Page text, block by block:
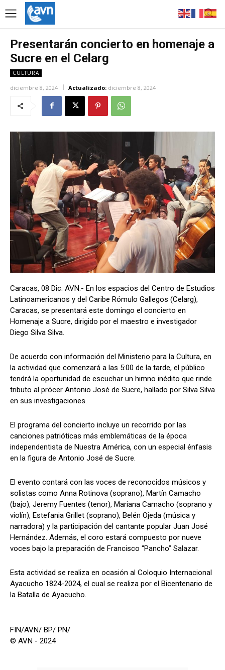
Presentarán concierto en homenaje a
Sucre en el Celarg
CULTURA
diciembre 8, 2024 Actualizado: diciembre 8, 2024
Caracas, 08 Dic. AVN.- En los espacios del Centro de Estudios
Latinoamericanos y del Caribe Rómulo Gallegos (Celarg),
Caracas, se presentará este domingo el concierto en
Homenaje a Sucre, dirigido por el maestro e investigador
Diego Silva Silva.
De acuerdo con información del Ministerio para la Cultura, en
la actividad que comenzará a las 5:00 de la tarde, el público
tendrá la oportunidad de escuchar un himno inédito que rinde
tributo al prócer Antonio José de Sucre, hallado por Silva Silva
en sus investigaciones.
El programa del concierto incluye un recorrido por las
canciones patrióticas más emblemáticas de la época
independentista de Nuestra América, con un especial énfasis
en la figura de Antonio José de Sucre.
El evento contará con las voces de reconocidos músicos y
solistas como Anna Rotinova (soprano), Martín Camacho
(bajo), Jeremy Fuentes (tenor), Mariana Camacho (soprano y
violín), Estefania Grillet (soprano), Belén Ojeda (música y
narradora) y la participación del cantante popular Juan José
Hernández. Además, el coro estará compuesto por nueve
voces bajo la preparación de Francisco “Pancho” Salazar.
Esta actividad se realiza en ocasión al Coloquio Internacional
Ayacucho 1824-2024, el cual se realiza por el Bicentenario de
la Batalla de Ayacucho.
FIN/AVN/ BP/ PN/
© AVN - 2024